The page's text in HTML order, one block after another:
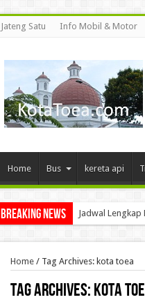
Jateng Satu Info Mobil & Motor
Home Bus kereta api
Breaking News Asal Muasal
Home/ Tag Archives: kota toea
Tag Archives:kota